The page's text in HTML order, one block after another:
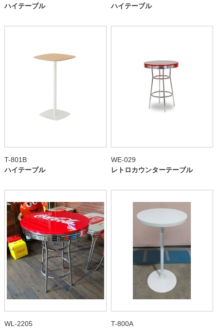
ハイテーブル
ハイテーブル
T-801B
ハイテーブル
WE-029
レトロカウンターテーブル
WL-2205
T-800A